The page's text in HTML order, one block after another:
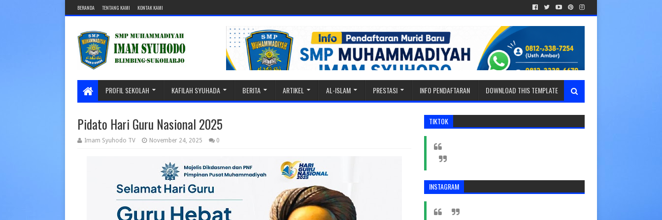
BERANDA TENTANG KAMI KONTAK KAMI
PROFIL SEKOLAH KAFILAH SYUHADA BERITA ARTIKEL AL-ISLAM PRESTASI INFO PENDAFTARAN DOWNLOAD THIS TEMPLATE
Pidato Hari Guru Nasional 2025
Imam Syuhodo TV November 24, 2025 0
TIKTOK
INSTAGRAM